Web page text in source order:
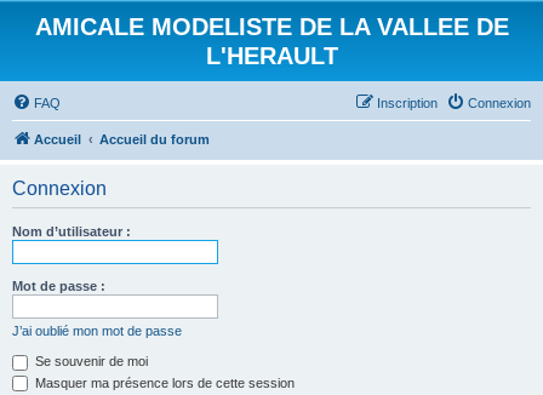
AMICALE MODELISTE DE LA VALLEE DE
L'HERAULT
FAQ Connexion
Inscription
Accueil Accueil du forum
Connexion
Nom d’utilisateur :
Mot de passe :
J’ai oublié mon mot de passe
Se souvenir de moi
Masquer ma présence lors de cette session